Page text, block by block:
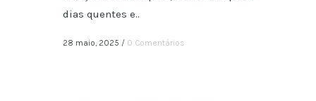
dias quentes e..
28 maio, 2025 / 0 Comentários